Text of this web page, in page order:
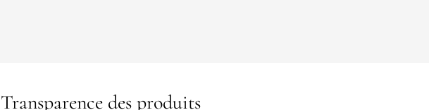
Transparence des produits